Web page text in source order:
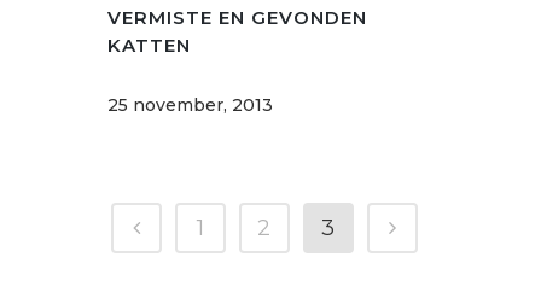
VERMISTE EN GEVONDEN
KATTEN
25 november, 2013
1 2 3